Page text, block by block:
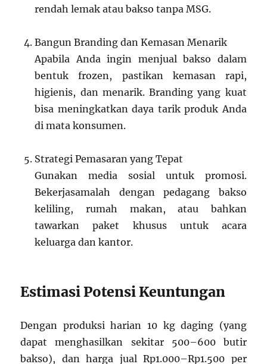
rendah lemak atau bakso tanpa MSG.
Bangun Branding dan Kemasan Menarik
Apabila Anda ingin menjual bakso dalam
bentuk frozen, pastikan kemasan rapi,
higienis, dan menarik. Branding yang kuat
bisa meningkatkan daya tarik produk Anda
di mata konsumen.
Strategi Pemasaran yang Tepat
Gunakan media sosial untuk promosi.
Bekerjasamalah dengan pedagang bakso
keliling, rumah makan, atau bahkan
tawarkan paket khusus untuk acara
keluarga dan kantor.
Estimasi Potensi Keuntungan
Dengan produksi harian 10 kg daging (yang
dapat menghasilkan sekitar 500–600 butir
bakso), dan harga jual Rp1.000–Rp1.500 per